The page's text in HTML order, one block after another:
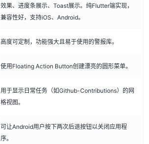
效果、进度条展示、Toast展示。纯Flutter端实现，
兼容性好，支持iOS、Android。
高度可定制，功能强大且易于使用的警报库。
使用Floating Action Button创建漂亮的圆形菜单。
用于显示日常任务（如Github-Contributions）的网
格视图。
可让Android用户按下两次后退按钮以关闭应用程
序。